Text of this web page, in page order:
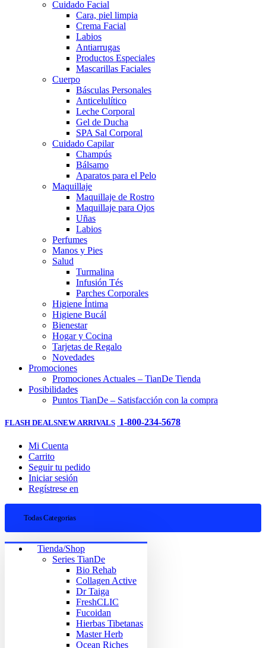
Cuidado Facial
Cara, piel limpia
Crema Facial
Labios
Antiarrugas
Productos Especiales
Mascarillas Faciales
Cuerpo
Básculas Personales
Anticelulítico
Leche Corporal
Gel de Ducha
SPA Sal Corporal
Cuidado Capilar
Champús
Bálsamo
Aparatos para el Pelo
Maquillaje
Maquillaje de Rostro
Maquillaje para Ojos
Uñas
Labios
Perfumes
Manos y Pies
Salud
Turmalina
Infusión Tés
Parches Corporales
Higiene Íntima
Higiene Bucál
Bienestar
Hogar y Cocina
Tarjetas de Regalo
Novedades
Promociones
Promociones Actuales – TianDe Tienda
Posibilidades
Puntos TianDe – Satisfacción con la compra
FLASH DEALSNEW ARRIVALS 1-800-234-5678
Mi Cuenta
Carrito
Seguir tu pedido
Iniciar sesión
Regístrese en
Todas Categorias
Tienda/Shop
Series TianDe
Bio Rehab
Collagen Active
Dr Taiga
FreshCLIC
Fucoidan
Hierbas Tibetanas
Master Herb
Ocean Riches